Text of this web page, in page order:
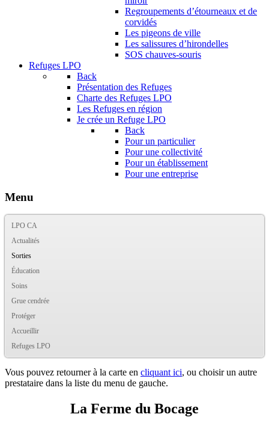
Regroupements d’étourneaux et de
corvidés
Les pigeons de ville
Les salissures d’hirondelles
SOS chauves-souris
Refuges LPO
Back
Présentation des Refuges
Charte des Refuges LPO
Les Refuges en région
Je crée un Refuge LPO
Back
Pour un particulier
Pour une collectivité
Pour un établissement
Pour une entreprise
Menu
LPO CA
Actualités
Sorties
Éducation
Soins
Grue cendrée
Protéger
Accueillir
Refuges LPO
Vous pouvez retourner à la carte en cliquant ici, ou choisir un autre
prestataire dans la liste du menu de gauche.
La Ferme du Bocage